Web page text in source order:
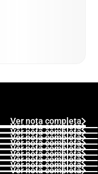
Ver nota completa
Ver nota completa
Ver nota completa
Ver nota completa
Ver nota completa
Ver nota completa
Ver nota completa
Ver nota completa
Ver nota completa
Ver nota completa